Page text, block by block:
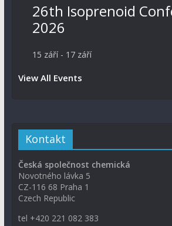
26th Isoprenoid
2026
15 září- 17 září
View All Events
Kontakt
Česká společnost chemická
Novotného lávka 5
CZ-116 68 Praha 1
Czech Republic
tel +420 221 082 383